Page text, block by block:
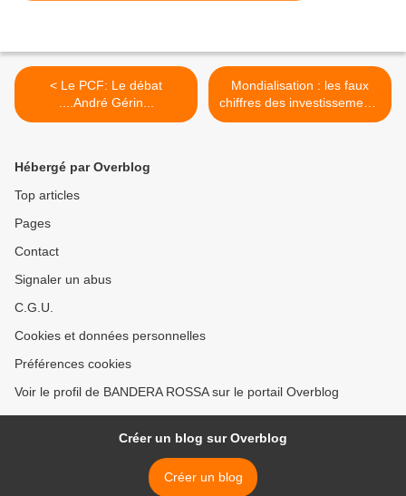
< Le PCF: Le débat
....André Gérin...
Mondialisation : les faux
chiffres des investissements
étrangers >
Hébergé par Overblog
Top articles
Pages
Contact
Signaler un abus
C.G.U.
Cookies et données personnelles
Préférences cookies
Voir le profil de BANDERA ROSSA sur le portail Overblog
Créer un blog sur Overblog
Créer un blog